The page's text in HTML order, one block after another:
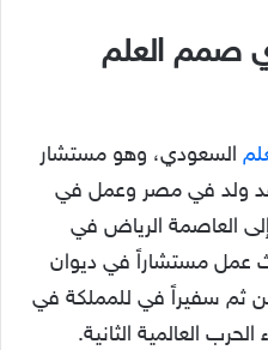
صمم العلم
السعودي، وهو مستشار
ولد في مصر وعمل في
العاصمة الرياض في
عمل مستشاراً في ديوان
ثم سفيراً في للمملكة في
الحرب العالمية الثانية.